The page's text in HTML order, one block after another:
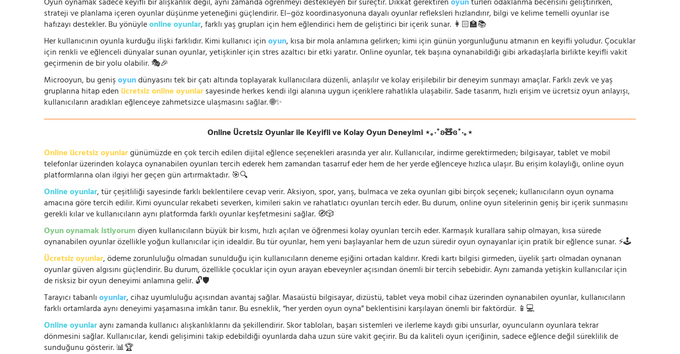
Oyun oynamak sadece keyifli bir alışkanlık değil, aynı zamanda öğrenmeyi destekleyen bir süreçtir. Dikkat gerektirenoyuntürleri odaklanma becerisini geliştirirken,
strateji ve planlama içeren oyunlar düşünme yeteneğini güçlendirir. El–göz koordinasyonuna dayalı oyunlar refleksleri hızlandırır, bilgi ve kelime temelli oyunlar ise
hafızayı destekler. Bu yönüyleonline oyunlar, farklı yaş grupları için hem eğlendirici hem de geliştirici bir içerik sunar. 👩🏻‍🏫📚
Her kullanıcının oyunla kurduğu ilişki farklıdır. Kimi kullanıcı içinoyun, kısa bir mola anlamına gelirken; kimi için günün yorgunluğunu atmanın en keyifli yoludur. Çocuklar
için renkli ve eğlenceli dünyalar sunan oyunlar, yetişkinler için stres azaltıcı bir etki yaratır. Online oyunlar, tek başına oynanabildiği gibi arkadaşlarla birlikte keyifli vakit
geçirmenin de bir yolu olabilir. 🎭🎉
Microoyun, bu genişoyundünyasını tek bir çatı altında toplayarak kullanıcılara düzenli, anlaşılır ve kolay erişilebilir bir deneyim sunmayı amaçlar. Farklı zevk ve yaş
gruplarına hitap eden ücretsiz online oyunlarsayesinde herkes kendi ilgi alanına uygun içeriklere rahatlıkla ulaşabilir. Sade tasarım, hızlı erişim ve ücretsiz oyun anlayışı,
kullanıcıların aradıkları eğlenceye zahmetsizce ulaşmasını sağlar. 🌐✨
Online Ücretsiz Oyunlar ile Keyifli ve Kolay Oyun Deneyimi ⋆｡‧˚ʚ🧸ɞ˚‧｡⋆
Online ücretsiz oyunlargünümüzde en çok tercih edilen dijital eğlence seçenekleri arasında yer alır. Kullanıcılar, indirme gerektirmeden; bilgisayar, tablet ve mobil
telefonlar üzerinden kolayca oynanabilen oyunları tercih ederek hem zamandan tasarruf eder hem de her yerde eğlenceye hızlıca ulaşır. Bu erişim kolaylığı, online oyun
platformlarına olan ilgiyi her geçen gün artırmaktadır. 🎯🔍
Online oyunlar, tür çeşitliliği sayesinde farklı beklentilere cevap verir. Aksiyon, spor, yarış, bulmaca ve zeka oyunları gibi birçok seçenek; kullanıcıların oyun oynama
amacına göre tercih edilir. Kimi oyuncular rekabeti severken, kimileri sakin ve rahatlatıcı oyunları tercih eder. Bu durum, online oyun sitelerinin geniş bir içerik sunmasını
gerekli kılar ve kullanıcıların aynı platformda farklı oyunlar keşfetmesini sağlar. 🧭🎲
Oyun oynamak istiyorumdiyen kullanıcıların büyük bir kısmı, hızlı açılan ve öğrenmesi kolay oyunları tercih eder. Karmaşık kurallara sahip olmayan, kısa sürede
oynanabilen oyunlar özellikle yoğun kullanıcılar için idealdir. Bu tür oyunlar, hem yeni başlayanlar hem de uzun süredir oyun oynayanlar için pratik bir eğlence sunar. ⚡🕹️
Ücretsiz oyunlar, ödeme zorunluluğu olmadan sunulduğu için kullanıcıların deneme eşiğini ortadan kaldırır. Kredi kartı bilgisi girmeden, üyelik şartı olmadan oynanan
oyunlar güven algısını güçlendirir. Bu durum, özellikle çocuklar için oyun arayan ebeveynler açısından önemli bir tercih sebebidir. Aynı zamanda yetişkin kullanıcılar için
de risksiz bir oyun deneyimi anlamına gelir. 🔓🛡️
Tarayıcı tabanlıoyunlar, cihaz uyumluluğu açısından avantaj sağlar. Masaüstü bilgisayar, dizüstü, tablet veya mobil cihaz üzerinden oynanabilen oyunlar, kullanıcıların
farklı ortamlarda aynı deneyimi yaşamasına imkân tanır. Bu esneklik, “her yerden oyun oyna” beklentisini karşılayan önemli bir faktördür. 📱💻
Online oyunlaraynı zamanda kullanıcı alışkanlıklarını da şekillendirir. Skor tabloları, başarı sistemleri ve ilerleme kaydı gibi unsurlar, oyuncuların oyunlara tekrar
dönmesini sağlar. Kullanıcılar, kendi gelişimini takip edebildiği oyunlarda daha uzun süre vakit geçirir. Bu da kaliteli oyun içeriğinin, sadece eğlence değil süreklilik de
sunduğunu gösterir. 📊🏆